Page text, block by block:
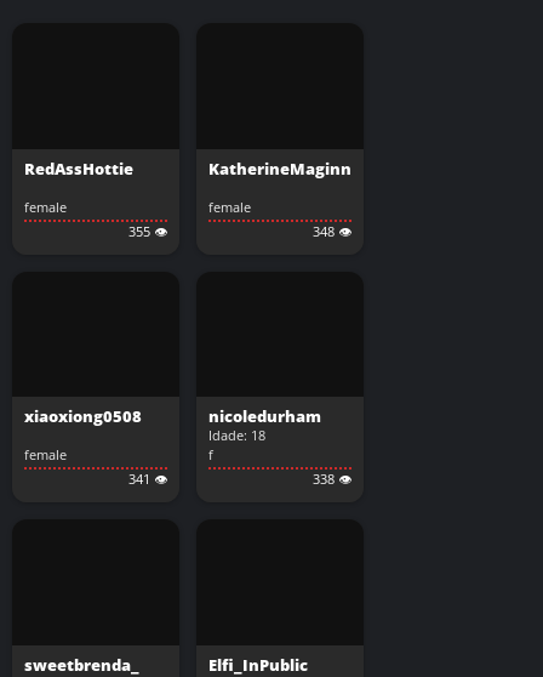
RedAssHottie
female
355 👁️
KatherineMaginn
female
348 👁️
xiaoxiong0508
female
341 👁️
nicoledurham
Idade: 18
f
338 👁️
sweetbrenda_ Elfi_InPublic